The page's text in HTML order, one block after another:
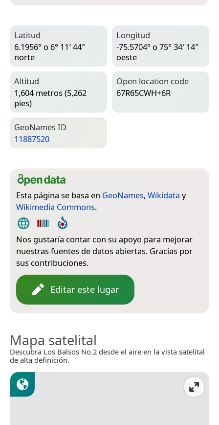
Latitud
6.1956° o 6° 11′ 44″
norte
Longitud
-75.5704° o 75° 34′ 14″
oeste
Altitud
1,604 metros (5,262
pies)
Open location code
67R65CWH+6R
Geo­Names ID
11887520
Esta página se basa en GeoNames, Wikidata y
Wikimedia Commons.
Nos gustaría contar con su apoyo para mejorar
nuestras fuentes de datos abiertas. Gracias por
sus contribuciones.
Editar este lugar
Mapa satelital
Descubra Los Balsos No.2 desde el aire en la vista satelital
de alta definición.